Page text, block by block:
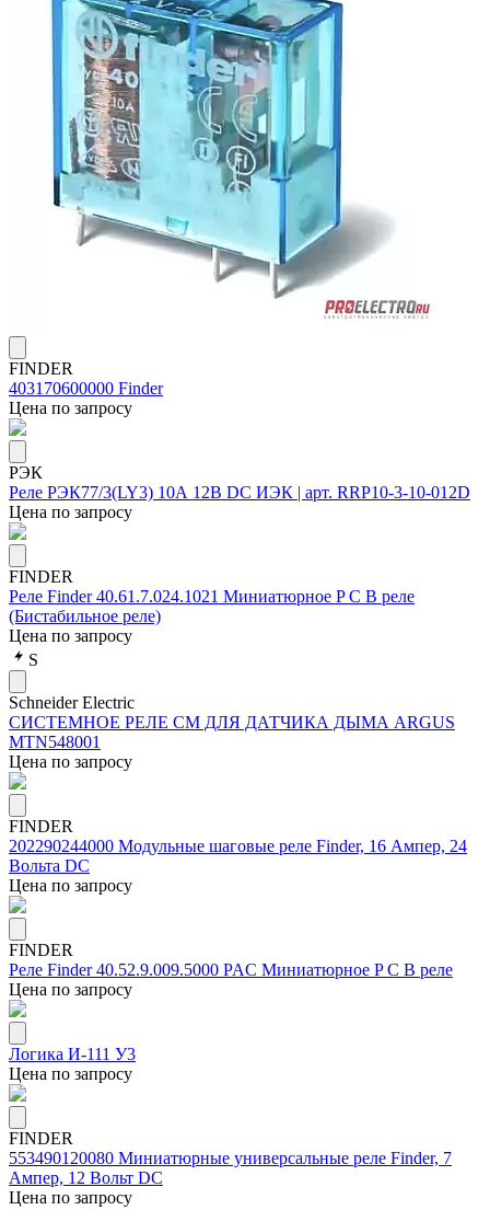
FINDER
403170600000 Finder
Цена по запросу
РЭК
Реле РЭК77/3(LY3) 10А 12В DC ИЭК | арт. RRP10-3-10-012D
Цена по запросу
FINDER
Реле Finder 40.61.7.024.1021 Миниатюрное P C B реле
(Бистабильное реле)
Цена по запросу
S
Schneider Electric
СИСТЕМНОЕ РЕЛЕ СМ ДЛЯ ДАТЧИКА ДЫМА ARGUS
MTN548001
Цена по запросу
FINDER
202290244000 Модульные шаговые реле Finder, 16 Ампер, 24
Вольта DC
Цена по запросу
FINDER
Реле Finder 40.52.9.009.5000 PAC Миниатюрное P C B реле
Цена по запросу
Логика И-111 У3
Цена по запросу
FINDER
553490120080 Миниатюрные универсальные реле Finder, 7
Ампер, 12 Вольт DC
Цена по запросу